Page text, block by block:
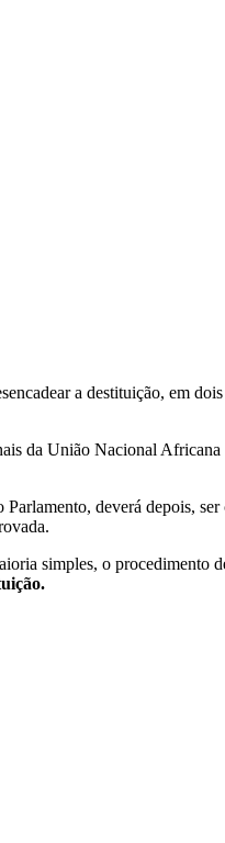
a destituição, em
da União Nacional
deverá depois,
simples, o procedimento
.